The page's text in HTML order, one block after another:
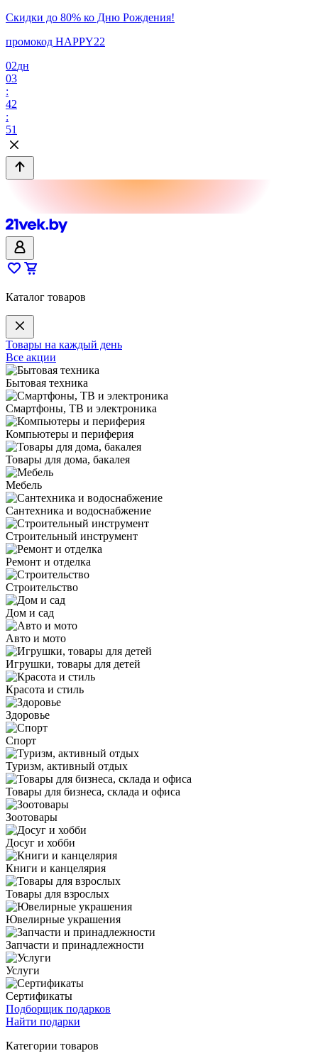
Скидки до 80% ко Дню Рождения!
промокод HAPPY22
02дн
03
:
42
:
51
Каталог товаров
Товары на каждый день
Все акции
Бытовая техника
Смартфоны, ТВ и электроника
Компьютеры и периферия
Товары для дома, бакалея
Мебель
Сантехника и водоснабжение
Строительный инструмент
Ремонт и отделка
Строительство
Дом и сад
Авто и мото
Игрушки, товары для детей
Красота и стиль
Здоровье
Спорт
Туризм, активный отдых
Товары для бизнеса, склада и офиса
Зоотовары
Досуг и хобби
Книги и канцелярия
Товары для взрослых
Ювелирные украшения
Запчасти и принадлежности
Услуги
Сертификаты
Подборщик подарков
Найти подарки
Категории товаров